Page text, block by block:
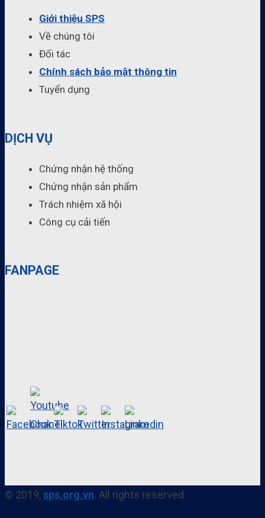
Giới thiệu SPS
Về chúng tôi
Đối tác
Chính sách bảo mật thông tin
Tuyển dụng
DỊCH VỤ
Chứng nhận hệ thống
Chứng nhận sản phẩm
Trách nhiệm xã hội
Công cụ cải tiến
FANPAGE
© 2019,sps.org.vn. All rights reserved